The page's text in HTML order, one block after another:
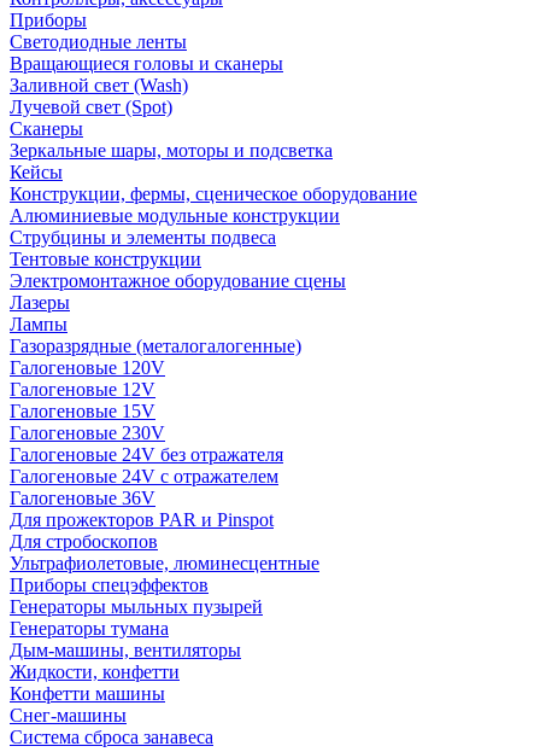
Приборы
Светодиодные ленты
Вращающиеся головы и сканеры
Заливной свет (Wash)
Лучевой свет (Spot)
Сканеры
Зеркальные шары, моторы и подсветка
Кейсы
Конструкции, фермы, сценическое оборудование
Алюминиевые модульные конструкции
Струбцины и элементы подвеса
Тентовые конструкции
Электромонтажное оборудование сцены
Лазеры
Лампы
Газоразрядные (металогалогенные)
Галогеновые 120V
Галогеновые 12V
Галогеновые 15V
Галогеновые 230V
Галогеновые 24V без отражателя
Галогеновые 24V с отражателем
Галогеновые 36V
Для прожекторов PAR и Pinspot
Для стробоскопов
Ультрафиолетовые, люминесцентные
Приборы спецэффектов
Генераторы мыльных пузырей
Генераторы тумана
Дым-машины, вентиляторы
Жидкости, конфетти
Конфетти машины
Снег-машины
Система сброса занавеса